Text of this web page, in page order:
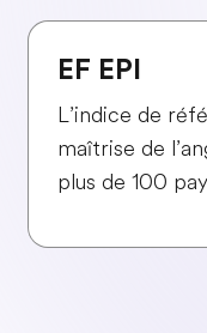
EF EPI
L’indice de
maîtrise de
plus de 100